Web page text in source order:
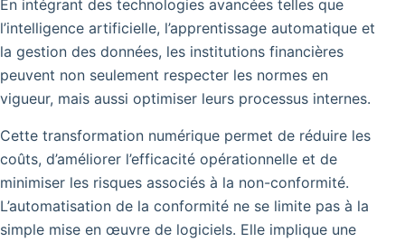
En intégrant des technologies avancées telles que
l’intelligence artificielle, l’apprentissage automatique et
la gestion des données, les institutions financières
peuvent non seulement respecter les normes en
vigueur, mais aussi optimiser leurs processus internes.
Cette transformation numérique permet de réduire les
coûts, d’améliorer l’efficacité opérationnelle et de
minimiser les risques associés à la non-conformité.
L’automatisation de la conformité ne se limite pas à la
simple mise en œuvre de logiciels. Elle implique une